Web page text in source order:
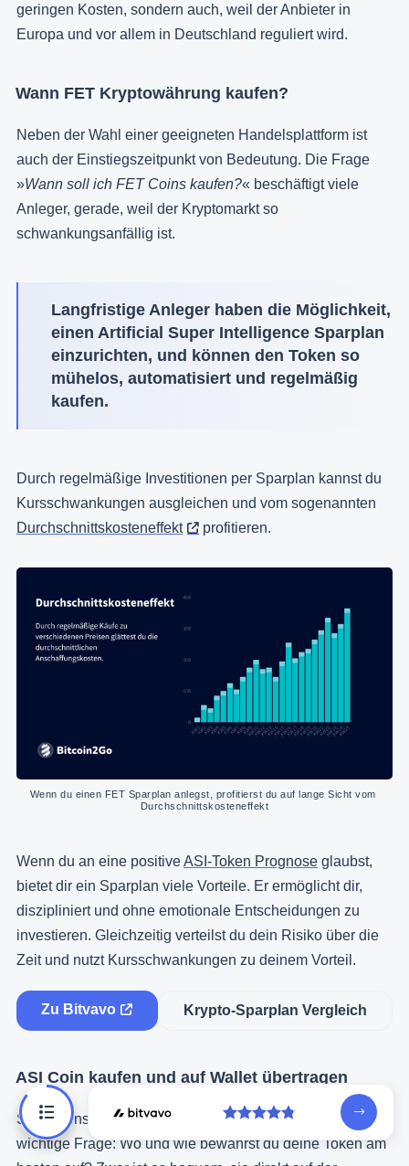
geringen Kosten, sondern auch, weil der Anbieter in
Europa und vor allem in Deutschland reguliert wird.
Wann FET Kryptowährung kaufen?
Neben der Wahl einer geeigneten Handelsplattform ist
auch der Einstiegszeitpunkt von Bedeutung. Die Frage
»Wann soll ich FET Coins kaufen?« beschäftigt viele
Anleger, gerade, weil der Kryptomarkt so
schwankungsanfällig ist.
Langfristige Anleger haben die Möglichkeit,
einen Artificial Super Intelligence Sparplan
einzurichten, und können den Token so
mühelos, automatisiert und regelmäßig
kaufen.
Durch regelmäßige Investitionen per Sparplan kannst du
Kursschwankungen ausgleichen und vom sogenannten
Durchschnittskosteneffekt
profitieren.
Wenn du einen FET Sparplan anlegst, profitierst du auf lange Sicht vom
Durchschnittskosteneffekt
Wenn du an eine positiveASI-Token Prognose glaubst,
bietet dir ein Sparplan viele Vorteile. Er ermöglicht dir,
diszipliniert und ohne emotionale Entscheidungen zu
investieren. Gleichzeitig verteilst du dein Risiko über die
Zeit und nutzt Kursschwankungen zu deinem Vorteil.
Zu Bitvavo Krypto-Sparplan Vergleich
ASI Coin kaufen und auf Wallet übertragen
Spätestens nach dem Kauf von FET stellt sich die
wichtige Frage: Wo und wie bewahrst du deine Token am